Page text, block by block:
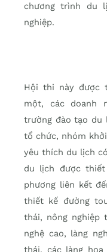
chương trình du
nghiệp.
Hội thi này được
một, các doanh
trường đào tạo du
tổ chức, nhóm
yêu thích du lịch
du lịch được
phương liên kết
thiết kế đường
thái, nông nghiệp
nghệ cao, làng
thái, các làng